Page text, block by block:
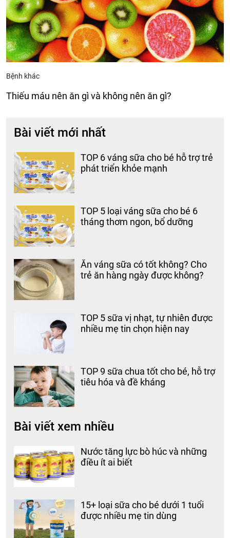
Bệnh khác
Thiếu máu nên ăn gì và không nên ăn gì?
Bài viết mới nhất
TOP 6 váng sữa cho bé hỗ trợ trẻ
phát triển khỏe mạnh
TOP 5 loại váng sữa cho bé 6
tháng thơm ngon, bổ dưỡng
Ăn váng sữa có tốt không? Cho
trẻ ăn hàng ngày được không?
TOP 5 sữa vị nhạt, tự nhiên được
nhiều mẹ tin chọn hiện nay
TOP 9 sữa chua tốt cho bé, hỗ trợ
tiêu hóa và đề kháng
Bài viết xem nhiều
Nước tăng lực bò húc và những
điều ít ai biết
15+ loại sữa cho bé dưới 1 tuổi
được nhiều mẹ tin dùng